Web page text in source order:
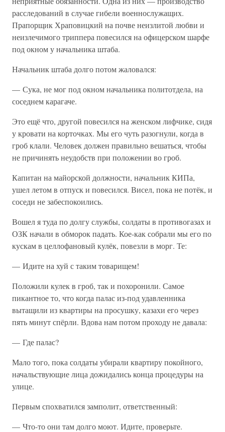
расследований в случае гибели военнослужащих.
Прапорщик Храповицкий на почве неизлитой любви и
неизлечимого триппера повесился на офицерском шарфе
под окном у начальника штаба.
Начальник штаба долго потом жаловался:
— Сука, не мог под окном начальника политотдела, на
соседнем карагаче.
Это ещё что, другой повесился на женском лифчике, сидя
у кровати на корточках. Мы его чуть разогнули, когда в
гроб клали. Человек должен правильно вешаться, чтобы
не причинять неудобств при положении во гроб.
Капитан на майорской должности, начальник КИПа,
ушел летом в отпуск и повесился. Висел, пока не потёк, и
соседи не забеспокоились.
Вошел я туда по долгу службы, солдаты в противогазах и
ОЗК начали в обморок падать. Кое-как собрали мы его по
кускам в целлофановый кулёк, повезли в морг. Те:
— Идите на хуй с таким товарищем!
Положили кулек в гроб, так и похоронили. Самое
пикантное то, что когда палас из-под удавленника
вытащили из квартиры на просушку, казахи его через
пять минут спёрли. Вдова нам потом проходу не давала:
— Где палас?
Мало того, пока солдаты убирали квартиру покойного,
начальствующие лица дожидались конца процедуры на
улице.
Первым спохватился замполит, ответственный:
— Что-то они там долго моют. Идите, проверьте.